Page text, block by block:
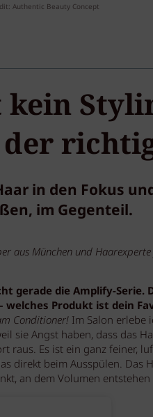
Authentic Beauty Concept
kein
in den Fokus
im Gegenteil.
aus München und
gerade die Amplify-Serie.
Produkt ist dein
Conditioner!Im Salon erlebe
sie Angst haben, dass das
raus. Es ist ein ganz feiner,
direkt beim Ausspülen.
an dem Volumen